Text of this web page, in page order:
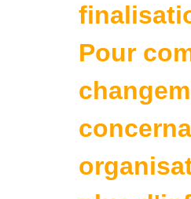
Pour